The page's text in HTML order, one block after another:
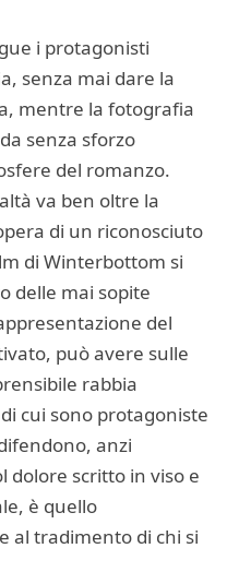
i protagonisti
senza mai dare la
mentre la fotografia
senza sforzo
del romanzo.
va ben oltre la
di un riconosciuto
di Winterbottom si
delle mai sopite
del
può avere sulle
rabbia
cui sono protagoniste
anzi
dolore scritto in viso e
è quello
al tradimento di chi si